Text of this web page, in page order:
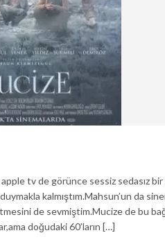
tv de görünce sessiz sedasız bir
kalmıştım.Mahsun’un da
de sevmiştim.Mucize de bu
doğudaki 60’ların […]